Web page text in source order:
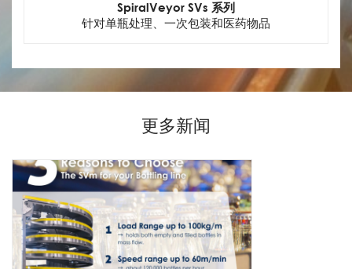
SpiralVeyor SVs 系列
针对单瓶处理、一次包装和医药物品
更多新闻